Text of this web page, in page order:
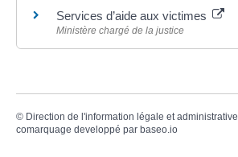
Services d’aide aux victimes
Ministère chargé de la justice
© Direction de l'information légale et administrative
comarquage developpé par baseo.io